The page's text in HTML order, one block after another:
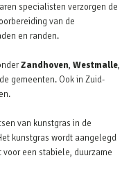
specialisten verzorgen de
van de
en randen.
Zandhoven, Westmalle,
gemeenten. Ook in Zuid-
van kunstgras in de
kunstgras wordt aangelegd
een stabiele, duurzame